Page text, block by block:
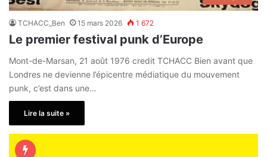
TCHACC_Ben 15 mars 2026 1 672
Le premier festival punk d’Europe
Mont-de-Marsan, 21 août 1976 credit TCHACC Bien avant que
Londres ne devienne l’épicentre médiatique du mouvement
punk, c’est dans une…
Lire la suite »